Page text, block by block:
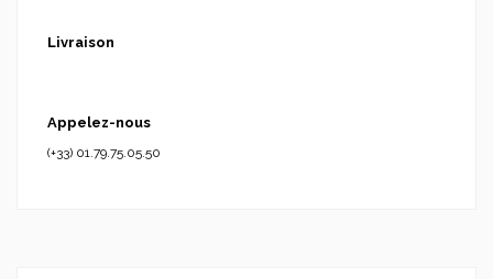
Livraison
Appelez-nous
(+33) 01.79.75.05.50